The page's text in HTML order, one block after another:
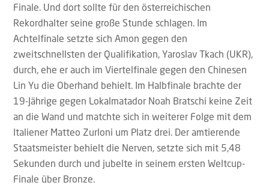
Finale. Und dort sollte für den österreichischen
Rekordhalter seine große Stunde schlagen. Im
Achtelfinale setzte sich Amon gegen den
zweitschnellsten der Qualifikation, Yaroslav Tkach (UKR),
durch, ehe er auch im Viertelfinale gegen den Chinesen
Lin Yu die Oberhand behielt. Im Halbfinale brachte der
19-Jährige gegen Lokalmatador Noah Bratschi keine Zeit
an die Wand und matchte sich in weiterer Folge mit dem
Italiener Matteo Zurloni um Platz drei. Der amtierende
Staatsmeister behielt die Nerven, setzte sich mit 5,48
Sekunden durch und jubelte in seinem ersten Weltcup-
Finale über Bronze.